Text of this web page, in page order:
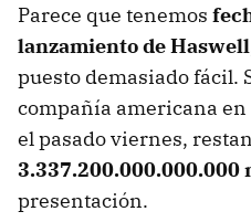
Parece que tenemos
lanzamiento de Haswell
puesto demasiado fácil.
compañía americana
el pasado viernes, restan
3.337.200.000.000.000
presentación.